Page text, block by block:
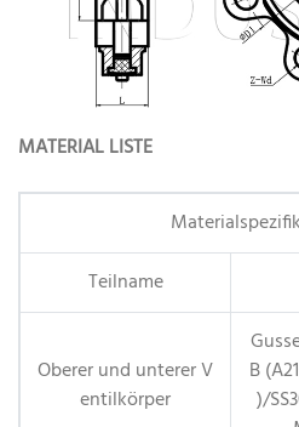
MATERIAL LISTE
Teilname
Oberer und unterer V
entilkörper
B
)/